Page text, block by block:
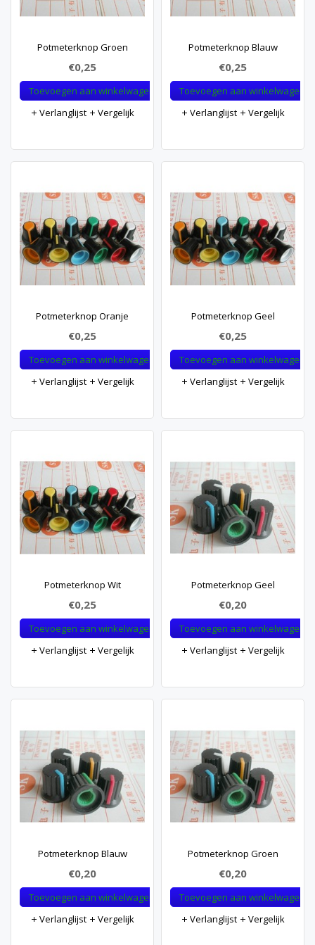
Potmeterknop Groen
€0,25
Toevoegen aan winkelwagen
Verlanglijst
Vergelijk
Potmeterknop Blauw
€0,25
Toevoegen aan winkelwagen
Verlanglijst
Vergelijk
Potmeterknop Oranje
€0,25
Toevoegen aan winkelwagen
Verlanglijst
Vergelijk
Potmeterknop Geel
€0,25
Toevoegen aan winkelwagen
Verlanglijst
Vergelijk
Potmeterknop Wit
€0,25
Toevoegen aan winkelwagen
Verlanglijst
Vergelijk
Potmeterknop Geel
€0,20
Toevoegen aan winkelwagen
Verlanglijst
Vergelijk
Potmeterknop Blauw
€0,20
Toevoegen aan winkelwagen
Verlanglijst
Vergelijk
Potmeterknop Groen
€0,20
Toevoegen aan winkelwagen
Verlanglijst
Vergelijk